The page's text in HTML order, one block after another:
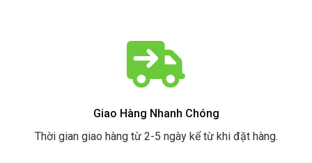
Giao Hàng Nhanh Chóng
Thời gian giao hàng từ 2-5 ngày kể từ khi đặt hàng.